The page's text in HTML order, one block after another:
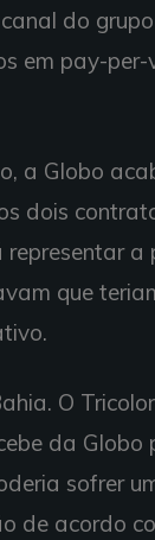
do
em pay-
a Globo
dois
a
que
O
da
sofrer
de acordo